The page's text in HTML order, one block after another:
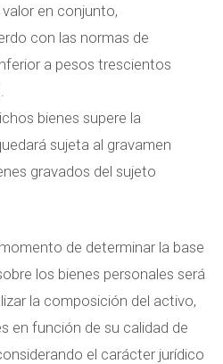
en conjunto,
con las normas de
a pesos trescientos
bienes supere la
sujeta al gravamen
gravados del sujeto
de determinar la base
los bienes personales será
la composición del activo,
en función de su calidad de
el carácter jurídico